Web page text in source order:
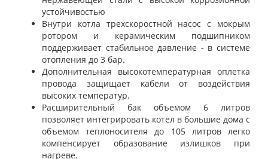
устойчивостью
Внутри котла трехскоростной насос с мокрым
ротором и керамическим подшипником
поддерживает стабильное давление - в системе
отопления до 3 бар.
Дополнительная высокотемпературная оплетка
провода защищает кабели от воздействия
высоких температур.
Расширительный бак объемом 6 литров
позволяет интегрировать котел в большие дома с
объемом теплоносителя до 105 литров легко
компенсирует образование излишков при
нагреве.